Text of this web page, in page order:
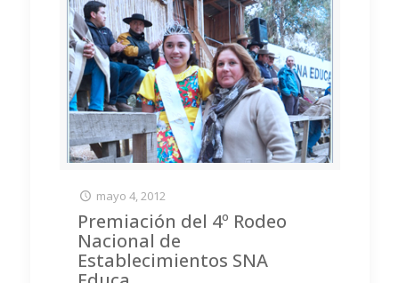
mayo 4, 2012
Premiación del 4º Rodeo
Nacional de
Establecimientos SNA